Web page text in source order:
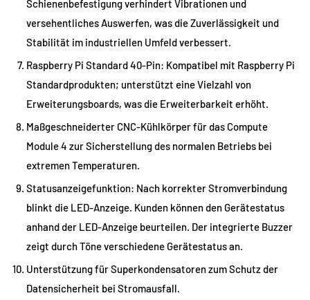
Schienenbefestigung verhindert Vibrationen und
versehentliches Auswerfen, was die Zuverlässigkeit und
Stabilität im industriellen Umfeld verbessert.
Raspberry Pi Standard 40-Pin: Kompatibel mit Raspberry Pi
Standardprodukten; unterstützt eine Vielzahl von
Erweiterungsboards, was die Erweiterbarkeit erhöht.
Maßgeschneiderter CNC-Kühlkörper für das Compute
Module 4 zur Sicherstellung des normalen Betriebs bei
extremen Temperaturen.
Statusanzeigefunktion: Nach korrekter Stromverbindung
blinkt die LED-Anzeige. Kunden können den Gerätestatus
anhand der LED-Anzeige beurteilen. Der integrierte Buzzer
zeigt durch Töne verschiedene Gerätestatus an.
Unterstützung für Superkondensatoren zum Schutz der
Datensicherheit bei Stromausfall.